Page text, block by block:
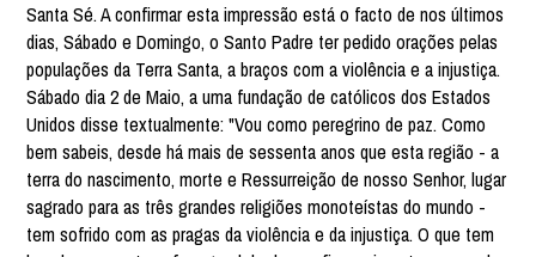
Santa Sé. A confirmar esta impressão está o facto de nos últimos
dias, Sábado e Domingo, o Santo Padre ter pedido orações pelas
populações da Terra Santa, a braços com a violência e a injustiça.
Sábado dia 2 de Maio, a uma fundação de católicos dos Estados
Unidos disse textualmente: "Vou como peregrino de paz. Como
bem sabeis, desde há mais de sessenta anos que esta região - a
terra do nascimento, morte e Ressurreição de nosso Senhor, lugar
sagrado para as três grandes religiões monoteístas do mundo -
tem sofrido com as pragas da violência e da injustiça. O que tem